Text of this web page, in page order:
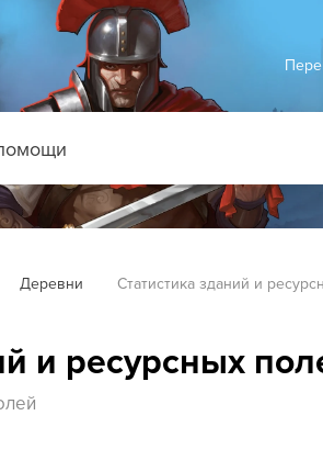
Деревни Статистика зданий и
и ресурсных